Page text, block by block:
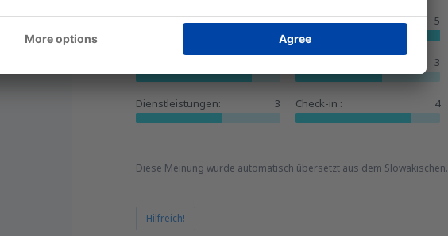
Allgemein: 4 Lage: 5
3
Dienstleistungen: 3 Check-in : 4
Diese Meinung wurde automatisch übersetzt aus dem Slowakischen.
Hilfreich!